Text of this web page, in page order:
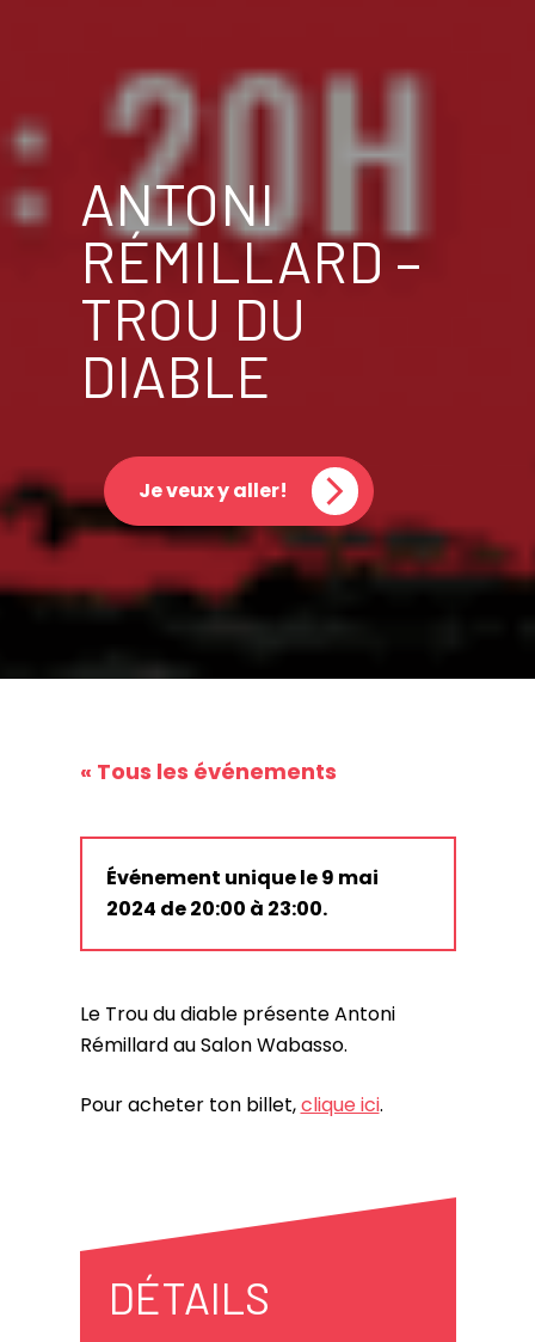
ANTONI
RÉMILLARD –
TROU DU
DIABLE
Je veux y aller!
« Tous les événements
Événement unique le 9 mai
2024 de 20:00 à 23:00.
Le Trou du diable présente Antoni
Rémillard au Salon Wabasso.
Pour acheter ton billet,clique ici.
DÉTAILS